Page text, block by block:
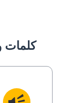
كلمات